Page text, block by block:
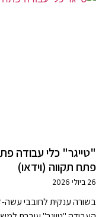
"טייגר" כלי עבודה
פתח תקווה (וידאו)
26 ביולי 2026
בשורה ענקית לחובבי